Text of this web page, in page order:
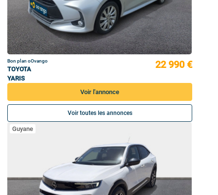
Bon plan oOvango
TOYOTA
YARIS
22 990 €
Voir l'annonce
Voir toutes les annonces
Guyane